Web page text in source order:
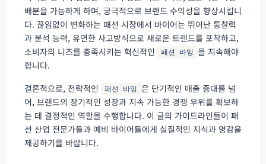
배분을 가능하게 하며, 궁극적으로 브랜드 수익성을 향상시킵니
다. 끊임없이 변화하는 패션 시장에서 바이어는 뛰어난 통찰력
과 분석 능력, 유연한 사고방식으로 새로운 트렌드를 포착하고,
소비자의 니즈를 충족시키는 혁신적인
패션 바잉 을 지속해야
합니다.
결론적으로, 전략적인
패션 바잉 은 단기적인 매출 증대를 넘
어, 브랜드의 장기적인 성장과 지속 가능한 경쟁 우위를 확보하
는 데 결정적인 역할을 수행합니다. 이 글의 가이드라인들이 패
션 산업 전문가들과 예비 바이어들에게 실질적인 지식과 영감을
제공하기를 바랍니다.